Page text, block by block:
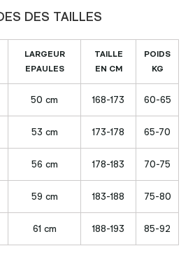
DES TAILLES
LARGEUR
EPAULES
TAILLE
EN CM
POIDS
KG
50 cm 168-173 60-65
53 cm 173-178 65-70
56 cm 178-183 70-75
59 cm 183-188 75-80
61 cm 188-193 85-92